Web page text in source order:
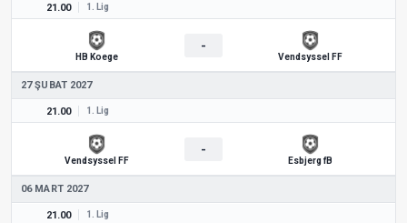
21.00 1. Lig
HB Koege
-
Vendsyssel FF
27 ŞUBAT 2027
21.00 1. Lig
Vendsyssel FF
-
Esbjerg fB
06 MART 2027
21.00 1. Lig